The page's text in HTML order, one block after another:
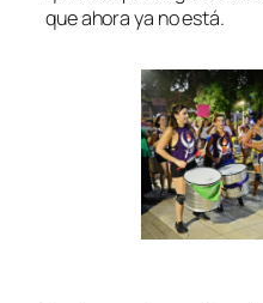
que ahora ya no está.